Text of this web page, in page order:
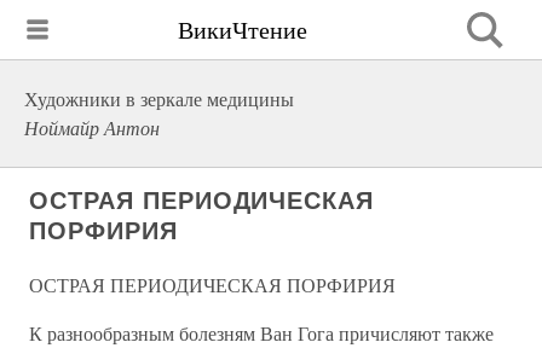
ВикиЧтение
Художники в зеркале медицины
Ноймайр Антон
ОСТРАЯ ПЕРИОДИЧЕСКАЯ
ПОРФИРИЯ
ОСТРАЯ ПЕРИОДИЧЕСКАЯ ПОРФИРИЯ
К разнообразным болезням Ван Гога причисляют также